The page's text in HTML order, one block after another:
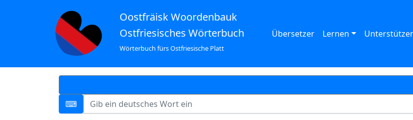
Oostfräisk Woordenbauk
Ostfriesisches Wörterbuch
Wörterbuch fürs Ostfriesische Platt
Übersetzer Lernen